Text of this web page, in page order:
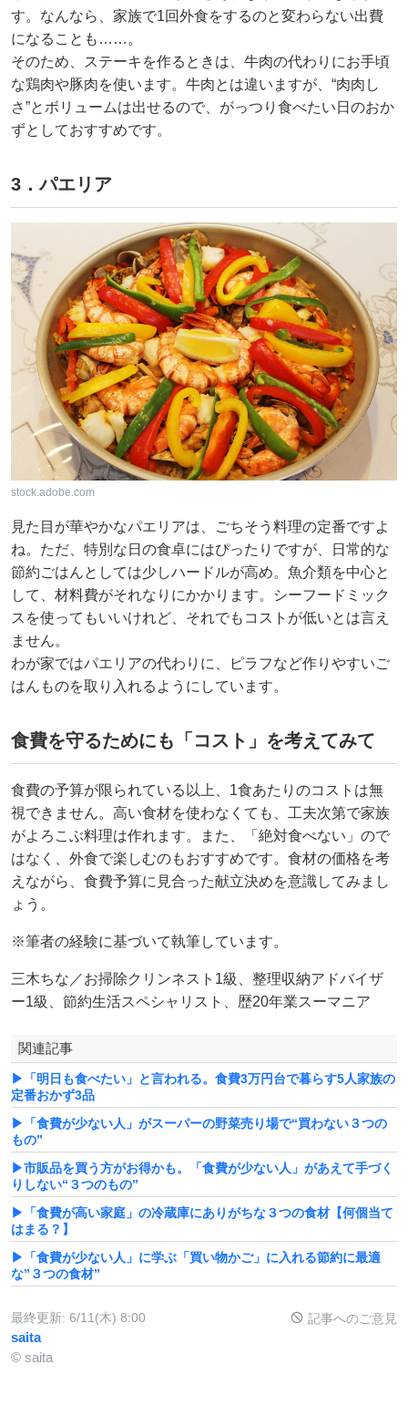
す。なんなら、家族で1回外食をするのと変わらない出費
になることも……。
そのため、ステーキを作るときは、牛肉の代わりにお手頃
な鶏肉や豚肉を使います。牛肉とは違いますが、“肉肉し
さ”とボリュームは出せるので、がっつり食べたい日のおか
ずとしておすすめです。
3．パエリア
stock.adobe.com
見た目が華やかなパエリアは、ごちそう料理の定番ですよ
ね。ただ、特別な日の食卓にはぴったりですが、日常的な
節約ごはんとしては少しハードルが高め。魚介類を中心と
して、材料費がそれなりにかかります。シーフードミック
スを使ってもいいけれど、それでもコストが低いとは言え
ません。
わが家ではパエリアの代わりに、ピラフなど作りやすいご
はんものを取り入れるようにしています。
食費を守るためにも「コスト」を考えてみて
食費の予算が限られている以上、1食あたりのコストは無
視できません。高い食材を使わなくても、工夫次第で家族
がよろこぶ料理は作れます。また、「絶対食べない」ので
はなく、外食で楽しむのもおすすめです。食材の価格を考
えながら、食費予算に見合った献立決めを意識してみまし
ょう。
※筆者の経験に基づいて執筆しています。
三木ちな／お掃除クリンネスト1級、整理収納アドバイザ
ー1級、節約生活スペシャリスト、歴20年業スーマニア
関連記事
▶「明日も食べたい」と言われる。食費3万円台で暮らす5人家族の
定番おかず3品
▶「食費が少ない人」がスーパーの野菜売り場で“買わない３つの
もの”
▶市販品を買う方がお得かも。「食費が少ない人」があえて手づく
りしない“３つのもの”
▶「食費が高い家庭」の冷蔵庫にありがちな３つの食材【何個当て
はまる？】
▶「食費が少ない人」に学ぶ「買い物かご」に入れる節約に最適
な”３つの食材”
最終更新: 6/11(木) 8:00 記事へのご意見
saita
© saita